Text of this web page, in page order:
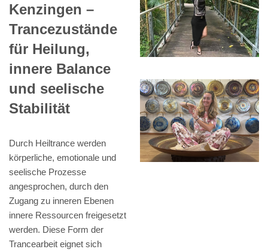
Kenzingen –
Trancezustände
für Heilung,
innere Balance
und seelische
Stabilität
Durch Heiltrance werden
körperliche, emotionale und
seelische Prozesse
angesprochen, durch den
Zugang zu inneren Ebenen
innere Ressourcen freigesetzt
werden. Diese Form der
Trancearbeit eignet sich